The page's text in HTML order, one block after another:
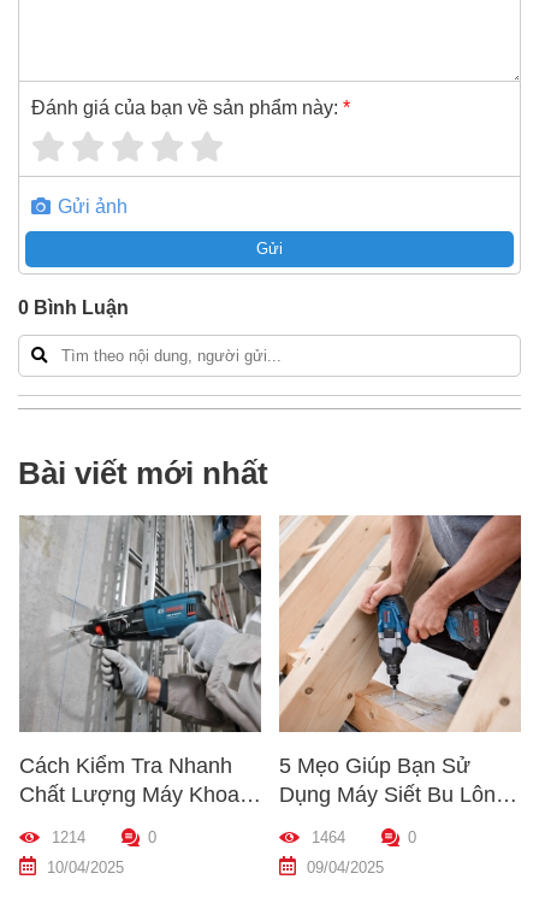
Đánh giá của bạn về sản phẩm này: *
Gửi ảnh
Gửi
0 Bình Luận
Bài viết mới nhất
Cách Kiểm Tra Nhanh
Chất Lượng Máy Khoan
Trước Khi Mua – Hướng
Dẫn Chi Tiết Cho Người
Mới
1214
0
10/04/2025
5 Mẹo Giúp Bạn Sử
Dụng Máy Siết Bu Lông
Đúng Cách – Bền Máy,
Hiệu Quả Cao
1464
0
09/04/2025